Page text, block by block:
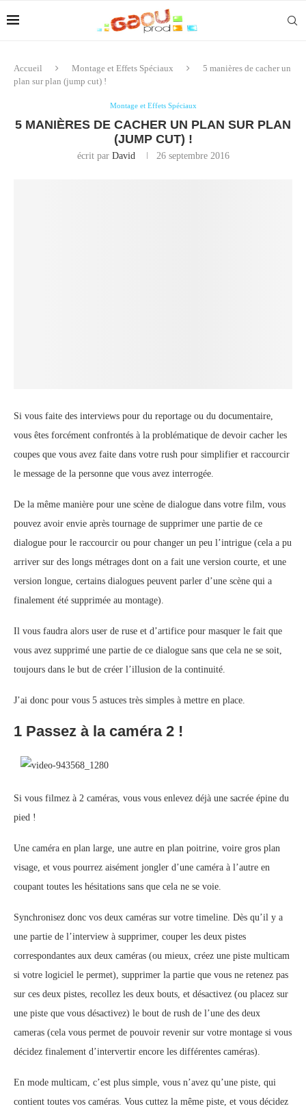
Accueil Montage et Effets Spéciaux
5 manières de cacher un
plan sur plan (jump cut) !
Montage et Effets Spéciaux
5 MANIÈRES DE CACHER UN PLAN SUR PLAN
(JUMP CUT) !
écrit par David 26 septembre 2016
Si vous faite des interviews pour du reportage ou du documentaire,
vous êtes forcément confrontés à la problématique de devoir cacher les
coupes que vous avez faite dans votre rush pour simplifier et raccourcir
le message de la personne que vous avez interrogée.
De la même manière pour une scène de dialogue dans votre film, vous
pouvez avoir envie après tournage de supprimer une partie de ce
dialogue pour le raccourcir ou pour changer un peu l’intrigue (cela a pu
arriver sur des longs métrages dont on a fait une version courte, et une
version longue, certains dialogues peuvent parler d’une scène qui a
finalement été supprimée au montage).
Il vous faudra alors user de ruse et d’artifice pour masquer le fait que
vous avez supprimé une partie de ce dialogue sans que cela ne se soit,
toujours dans le but de créer l’illusion de la continuité.
J’ai donc pour vous 5 astuces très simples à mettre en place.
1 Passez à la caméra 2 !
Si vous filmez à 2 caméras, vous vous enlevez déjà une sacrée épine du
pied !
Une caméra en plan large, une autre en plan poitrine, voire gros plan
visage, et vous pourrez aisément jongler d’une caméra à l’autre en
coupant toutes les hésitations sans que cela ne se voie.
Synchronisez donc vos deux caméras sur votre timeline. Dès qu’il y a
une partie de l’interview à supprimer, couper les deux pistes
correspondantes aux deux caméras (ou mieux, créez une piste multicam
si votre logiciel le permet), supprimer la partie que vous ne retenez pas
sur ces deux pistes, recollez les deux bouts, et désactivez (ou placez sur
une piste que vous désactivez) le bout de rush de l’une des deux
cameras (cela vous permet de pouvoir revenir sur votre montage si vous
décidez finalement d’intervertir encore les différentes caméras).
En mode multicam, c’est plus simple, vous n’avez qu’une piste, qui
contient toutes vos caméras. Vous cuttez la même piste, et vous décidez